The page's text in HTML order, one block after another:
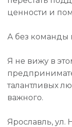
ценности и
А без команды
Я не вижу в
талантливых
важного.
Ярославль, ул.